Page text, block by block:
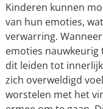
Kinderen kunnen
van hun emoties,
verwarring.
emoties nauwkeurig
dit leiden tot
zich overweldigd
worstelen met het